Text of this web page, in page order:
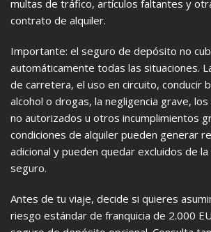
multas de tráfico, artículos faltantes y
contrato de alquiler.
Importante: el seguro de depósito no
automáticamente todas las situaciones.
de carretera, el uso en circuito, conducir
alcohol o drogas, la negligencia grave,
no autorizados u otros incumplimientos
condiciones de alquiler pueden generar
adicional y pueden quedar excluidos de
seguro.
Antes de tu viaje, decide si quieres
riesgo estándar de franquicia de 2.000